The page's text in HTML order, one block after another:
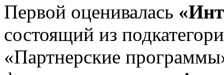
Первой оценивалась
состоящий из
«Партнерские